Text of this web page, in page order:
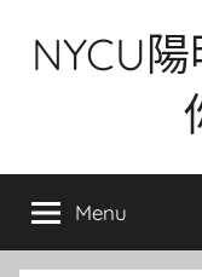
NYCU
Menu